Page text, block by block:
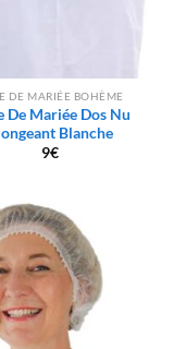
DE MARIÉE BOHÈME
De Mariée Dos Nu
Blanche
9€